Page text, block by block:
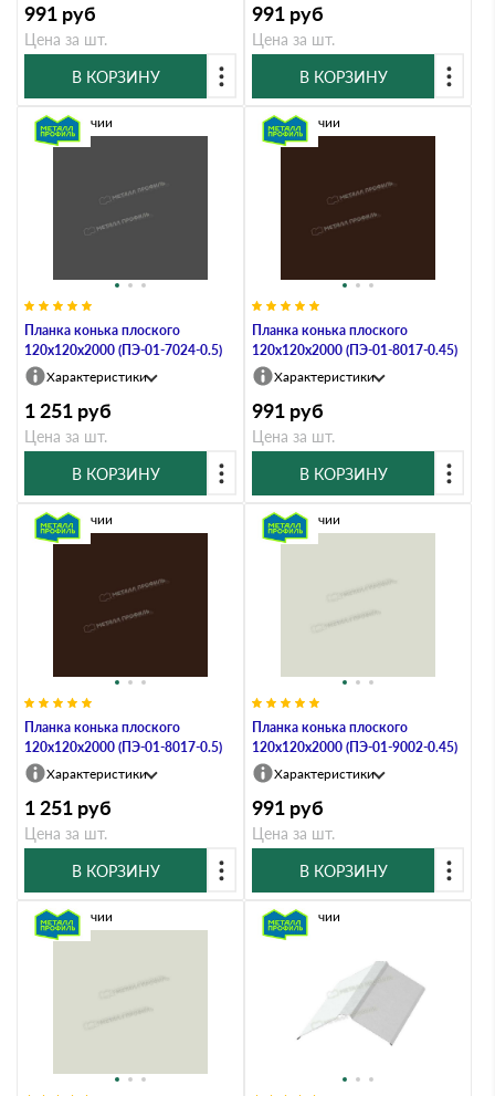
991 руб
Цена за шт.
В КОРЗИНУ
991 руб
Цена за шт.
В КОРЗИНУ
Планка конька плоского
120х120х2000 (ПЭ-01-7024-0.5)
В наличии
Характеристики
1 251 руб
Цена за шт.
В КОРЗИНУ
Планка конька плоского
120х120х2000 (ПЭ-01-8017-0.45)
В наличии
Характеристики
991 руб
Цена за шт.
В КОРЗИНУ
Планка конька плоского
120х120х2000 (ПЭ-01-8017-0.5)
В наличии
Характеристики
1 251 руб
Цена за шт.
В КОРЗИНУ
Планка конька плоского
120х120х2000 (ПЭ-01-9002-0.45)
В наличии
Характеристики
991 руб
Цена за шт.
В КОРЗИНУ
В наличии В наличии